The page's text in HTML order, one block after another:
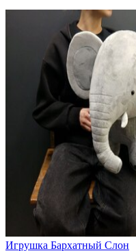
Игрушка Бархатный Слон